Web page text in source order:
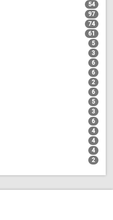
54
97
74
61
5
3
6
6
2
6
5
3
6
4
4
4
2